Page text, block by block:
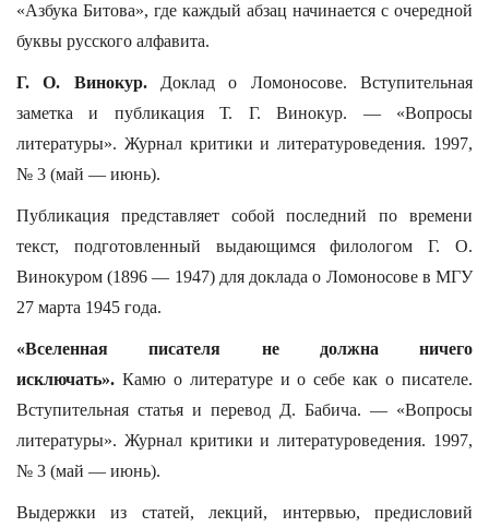
«Азбука Битова», где каждый абзац начинается с очередной
буквы русского алфавита.
Г. О. Винокур.Доклад о Ломоносове. Вступительная
заметка и публикация Т. Г. Винокур. — «Вопросы
литературы». Журнал критики и литературоведения. 1997,
№ 3 (май — июнь).
Публикация представляет собой последний по времени
текст, подготовленный выдающимся филологом Г. О.
Винокуром (1896 — 1947) для доклада о Ломоносове в МГУ
27 марта 1945 года.
«Вселенная писателя не должна ничего
исключать». Камю о литературе и о себе как о писателе.
Вступительная статья и перевод Д. Бабича. — «Вопросы
литературы». Журнал критики и литературоведения. 1997,
№ 3 (май — июнь).
Выдержки из статей, лекций, интервью, предисловий